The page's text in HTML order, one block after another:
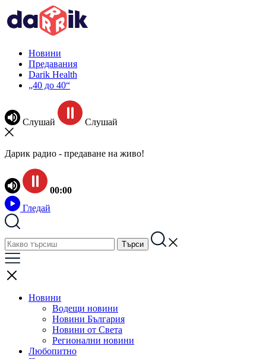
Новини
Предавания
Darik Health
„40 до 40“
Слушай Слушай
Дарик радио - предаване на живо!
00:00
Гледай
Новини
Водещи новини
Новини България
Новини от Света
Регионални новини
Любопитно